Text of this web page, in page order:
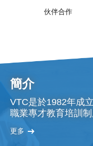
伙伴合作
簡介
VTC是於1982年成
職業專才教育培訓
更多